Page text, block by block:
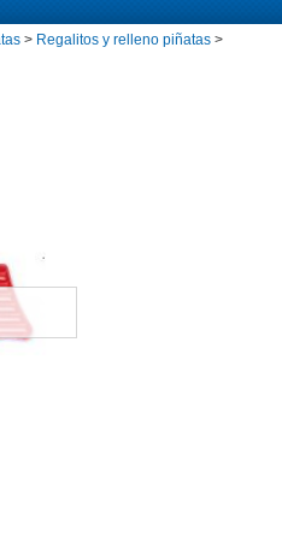
> Regalitos y relleno piñatas >